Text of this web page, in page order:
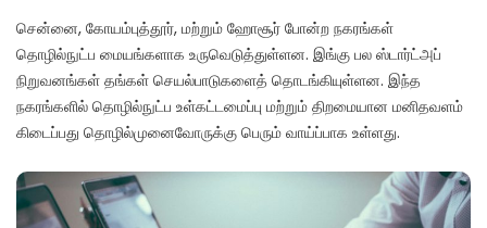
சென்னை, கோயம்புத்தூர், மற்றும் ஹோசூர் போன்ற நகரங்கள்
தொழில்நுட்ப மையங்களாக உருவெடுத்துள்ளன. இங்கு பல ஸ்டார்ட்அப்
நிறுவனங்கள் தங்கள் செயல்பாடுகளைத் தொடங்கியுள்ளன. இந்த
நகரங்களில் தொழில்நுட்ப உள்கட்டமைப்பு மற்றும் திறமையான மனிதவளம்
கிடைப்பது தொழில்முனைவோருக்கு பெரும் வாய்ப்பாக உள்ளது.